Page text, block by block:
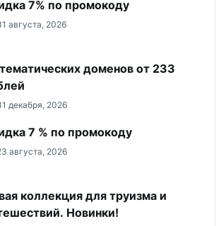
7% по промокоду
августа, 2026
доменов от 233
декабря, 2026
7 % по промокоду
августа, 2026
коллекция для труизма и
Новинки!